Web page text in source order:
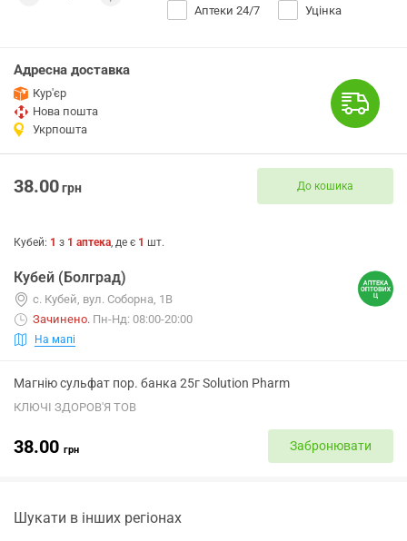
Аптеки 24/7 Уцінка
Адресна доставка
Кур'єр
Нова пошта
Укрпошта
38.00грн До кошика
Кубей: 1 з 1 аптека, де є 1 шт.
Кубей (Болград)
с. Кубей, вул. Соборна, 1В
Зачинено. Пн-Нд: 08:00-20:00
На мапі
Магнію сульфат пор. банка 25г Solution Pharm
КЛЮЧІ ЗДОРОВ'Я ТОВ
38.00 грн Забронювати
Шукати в інших регіонах